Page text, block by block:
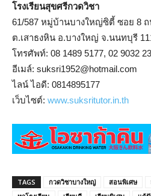
โรงเรียนสุขศรีกวดวิชา
61/587 หมู่บ้านบางใหญ่ซิตี้ ซอย 8
ต.เสาธงหิน อ.บางใหญ่ จ.นนทบุรี
โทรศัพท์: 08 1489 5177, 02 9032
อีเมล์: suksri1952@hotmail.com
ไลน์ ไอดี: 0814895177
เว็บไซต์: www.suksritutor.in.th
TAGS กวดวิชาบางใหญ่ สอนพิเศษ